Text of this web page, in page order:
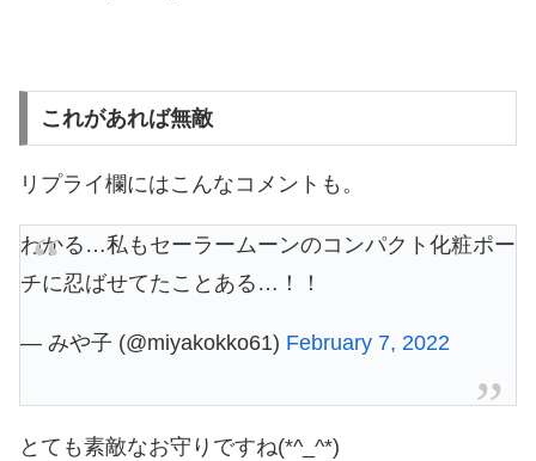
これがあれば無敵
リプライ欄にはこんなコメントも。
わかる…私もセーラームーンのコンパクト化粧ポー
チに忍ばせてたことある…！！
— みや子 (@miyakokko61) February 7, 2022
とても素敵なお守りですね(*^_^*)